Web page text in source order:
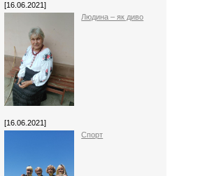
[16.06.2021]
Людина – як диво
[16.06.2021]
Спорт